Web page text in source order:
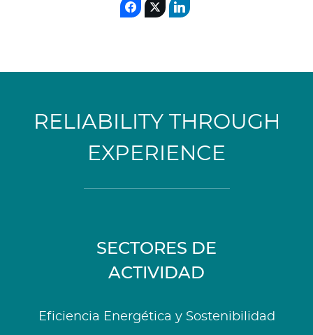
RELIABILITY THROUGH
EXPERIENCE
SECTORES DE
ACTIVIDAD
Eficiencia Energética y Sostenibilidad